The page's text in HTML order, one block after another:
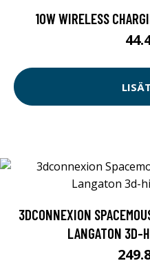
10W WIRELESS
3DCONNEXION
LANGATON 3D-